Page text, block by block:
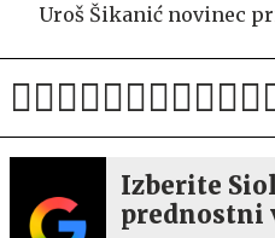
Uroš Šikanić novinec
Izberite
prednostni